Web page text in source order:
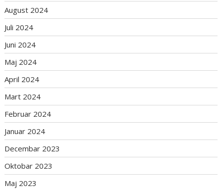
August 2024
Juli 2024
Juni 2024
Maj 2024
April 2024
Mart 2024
Februar 2024
Januar 2024
Decembar 2023
Oktobar 2023
Maj 2023